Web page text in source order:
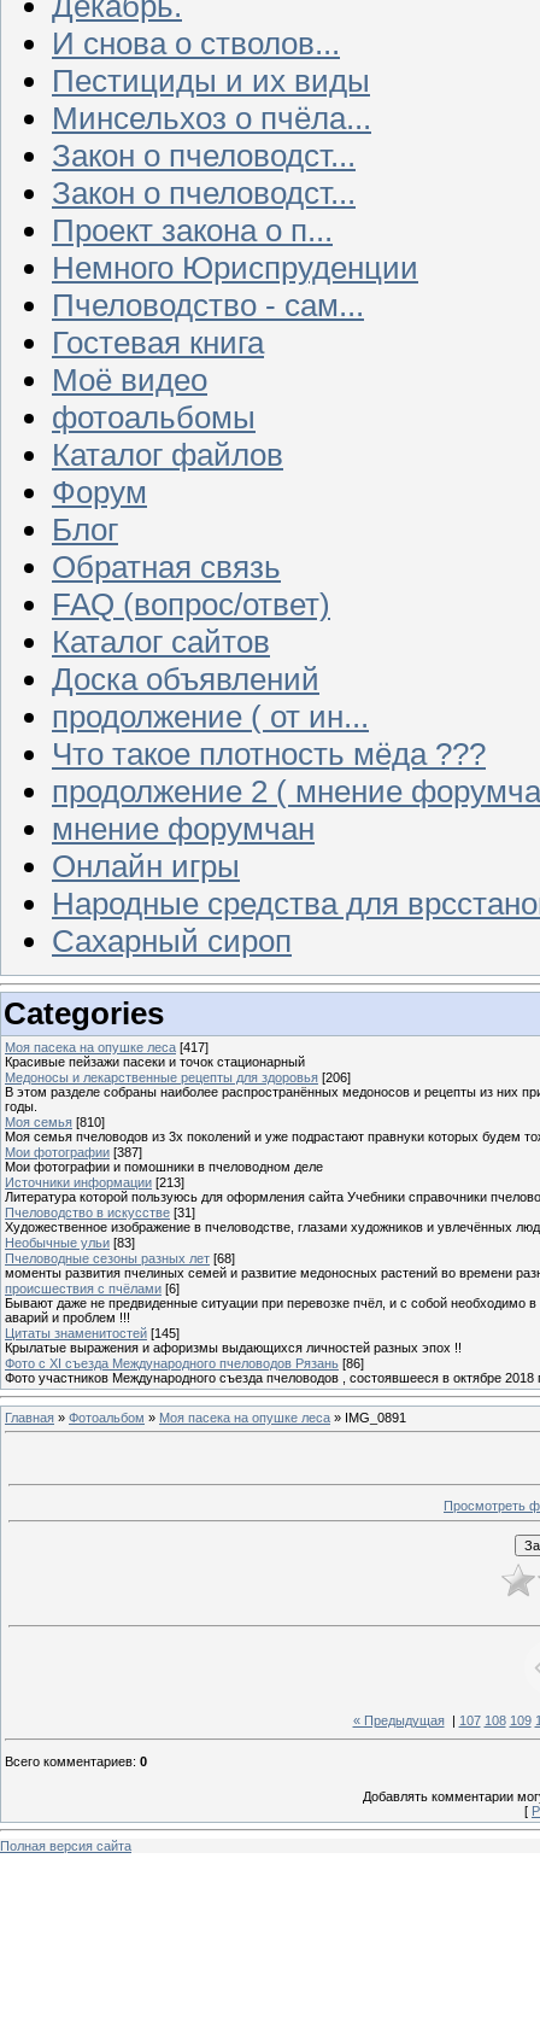
И снова о стволов...
Пестициды и их виды
Минсельхоз о пчёла...
Закон о пчеловодст...
Закон о пчеловодст...
Проект закона о п...
Немного Юриспруденции
Пчеловодство - сам...
Гостевая книга
Моё видео
фотоальбомы
Каталог файлов
Форум
Блог
Обратная связь
FAQ (вопрос/ответ)
Каталог сайтов
Доска объявлений
продолжение ( от ин...
Что такое плотность мёда ???
продолжение 2 ( мнение
мнение форумчан
Онлайн игры
Народные средства для
Сахарный сироп
Categories
Моя пасека на опушке леса [417]
Красивые пейзажи пасеки и точок стационарный
Медоносы и лекарственные рецепты для здоровья [206]
В этом разделе собраны наиболее распространённых медоносов и рецепты из них
годы.
Моя семья [810]
Моя семья пчеловодов из 3х поколений и уже подрастают правнуки которых будем
Мои фотографии [387]
Мои фотографии и помошники в пчеловодном деле
Источники информации [213]
Литература которой пользуюсь для оформления сайта Учебники справочники
Пчеловодство в искусстве [31]
Художественное изображение в пчеловодстве, глазами художников и увлечённых
Необычные ульи [83]
Пчеловодные сезоны разных лет [68]
моменты развития пчелиных семей и развитие медоносных растений во времени
происшествия с пчёлами [6]
Бывают даже не предвиденные ситуации при перевозке пчёл, и с собой необходимо
аварий и проблем !!!
Цитаты знаменитостей [145]
Крылатые выражения и афоризмы выдающихся личностей разных эпох !!
Фото с XI съезда Международного пчеловодов Рязань [86]
Фото участников Международного съезда пчеловодов , состоявшееся в октябре 2018
Главная » Фотоальбом » Моя пасека на опушке леса » IMG_0891
Просмотреть
« Предыдущая| 107 108 109
Всего комментариев: 0
Добавлять комментарии
[
Полная версия сайта